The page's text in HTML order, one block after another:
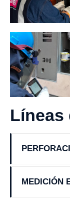
Líneas
MEDICIÓN